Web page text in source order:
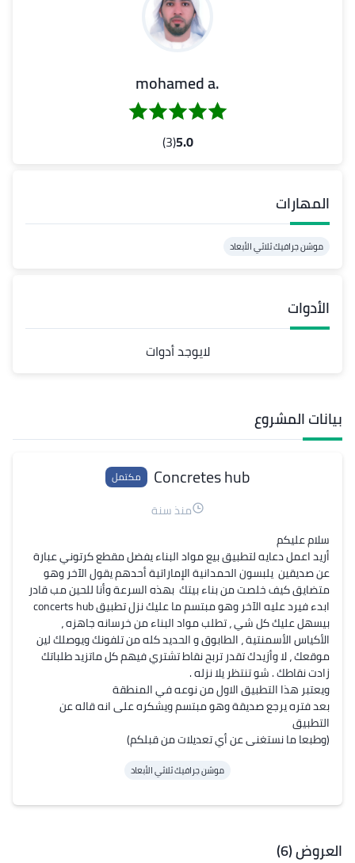
.mohamed a
5.0
(3)
المهارات
موشن جرافيك ثلاثي الأبعاد
الأدوات
لايوجد أدوات
بيانات المشروع
Concretes hub مكتمل
منذ سنة
(وطبعا ما نستغنى عن أي تعديلات من قبلكم)
موشن جرافيك ثلاثي الأبعاد
العروض (6)